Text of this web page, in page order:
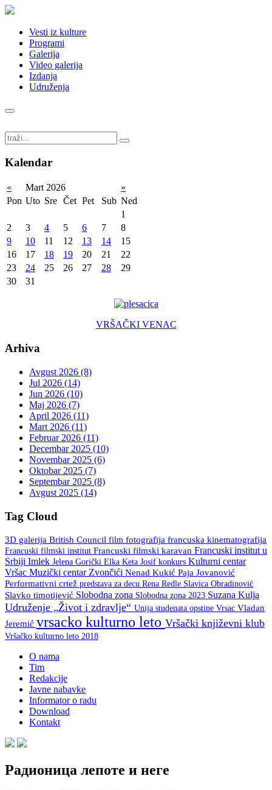
Vesti iz kulture
Programi
Galerija
Video galerija
Izdanja
Udruženja
Kalendar
« Mart 2026
»
Pon Uto Sre Čet Pet Sub Ned
1
2
3 4 5 6 7
8
9
10 11 12 13 14
15
16
17 18 19 20 21
22
23
24 25 26 27 28
29
30
31
VRŠAČKI VENAC
Arhiva
Avgust 2026 (8)
Jul 2026 (14)
Jun 2026 (10)
Maj 2026 (7)
April 2026 (11)
Mart 2026 (11)
Februar 2026 (11)
Decembar 2025 (10)
Novembar 2025 (6)
Oktobar 2025 (7)
Septembar 2025 (8)
Avgust 2025 (14)
Tag Cloud
3D galerija British Council film fotografija francuska kinematografija
Francuski filmski institut Francuski filmski karavan Francuski institut u
Srbiji Imlek Jelena Gorički Elka Keta Josif konkurs Kulturni centar
Vršac Muzički centar Zvončići Nenad Kukić Paja Jovanović
Performativni crtež predstava za decu Rena Redle Slavica Obradinović
Slavko timotijević Slobodna zona Slobodna zona 2023 Suzana Kulja
Udruženje „Život i zdravlje“ Unija studenata opstine Vrsac Vladan
Jeremić vrsacko kulturno leto Vršački književni klub
Vršačko kulturno leto 2018
O nama
Tim
Redakcije
Javne nabavke
Informator o radu
Download
Kontakt
Радионица лепоте и неге